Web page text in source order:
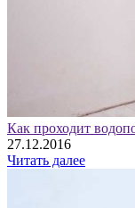
Как проходит
27.12.2016
Читать далее